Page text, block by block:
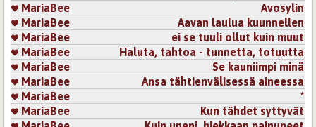
MariaBee
Avosylin
MariaBee
Aavan laulua kuunnellen
MariaBee
ei se tuuli ollut kuin muut
MariaBee
Haluta, tahtoa - tunnetta, totuutta
MariaBee
Se kauniimpi minä
MariaBee
Ansa tähtienvälisessä aineessa
MariaBee
*
MariaBee
Kun tähdet syttyvät